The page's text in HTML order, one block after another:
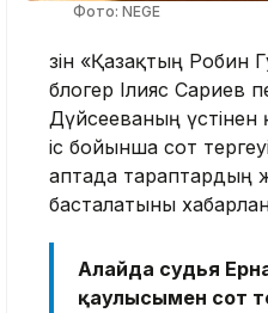
Фото: NEGE
Өзін «Қазақтың Робин
блогер Ілияс Сариев
Дүйсееваның үстінен
іс бойынша сот
аптада тараптардың
басталатыны
Алайда судья
қаулысымен сот